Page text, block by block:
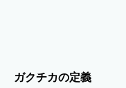
ガクチカの定義